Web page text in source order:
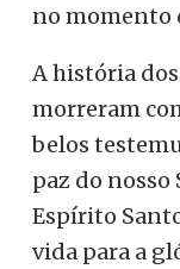
no momento
A história
morreram
belos
paz do nosso
Espírito
vida para a